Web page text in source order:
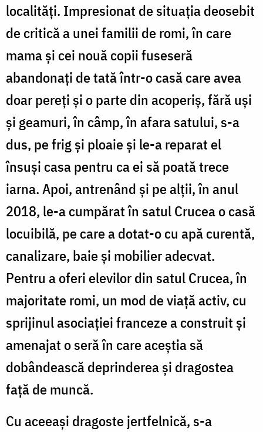
localități. Impresionat de situația deosebit
de critică a unei familii de romi, în care
mama și cei nouă copii fuseseră
abandonați de tată într-o casă care avea
doar pereți și o parte din acoperiș, fără uși
și geamuri, în câmp, în afara satului, s-a
dus, pe frig și ploaie și le-a reparat el
însuși casa pentru ca ei să poată trece
iarna. Apoi, antrenând și pe alții, în anul
2018, le-a cumpărat în satul Crucea o casă
locuibilă, pe care a dotat-o cu apă curentă,
canalizare, baie și mobilier adecvat.
Pentru a oferi elevilor din satul Crucea, în
majoritate romi, un mod de viață activ, cu
sprijinul asociației franceze a construit și
amenajat o seră în care aceștia să
dobândească deprinderea și dragostea
față de muncă.
Cu aceeași dragoste jertfelnică, s-a